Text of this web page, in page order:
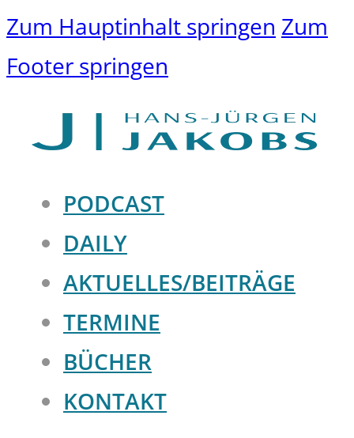
Zum Hauptinhalt springen Zum
Footer springen
PODCAST
DAILY
AKTUELLES/BEITRÄGE
TERMINE
BÜCHER
KONTAKT